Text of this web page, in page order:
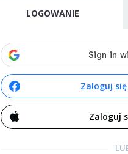
LOGOWANIE
Zaloguj
Zaloguj